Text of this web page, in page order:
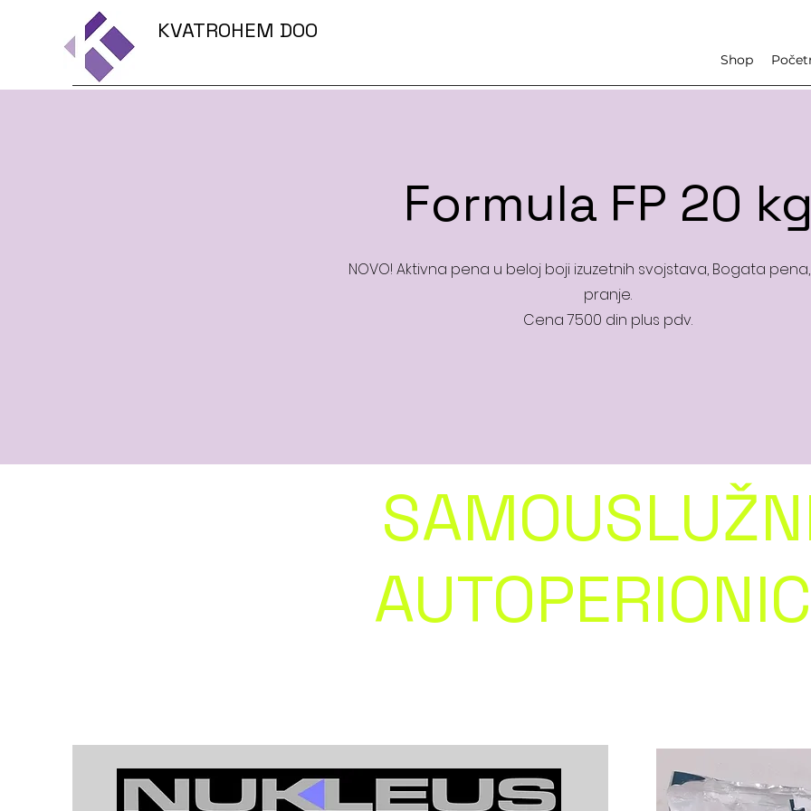
KVATROHEM DOO
Shop
Formula FP 20
NOVO! Aktivna pena u beloj boji izuzetnih svojstava, Bogata
pranje.
Cena 7500 din plus pdv.